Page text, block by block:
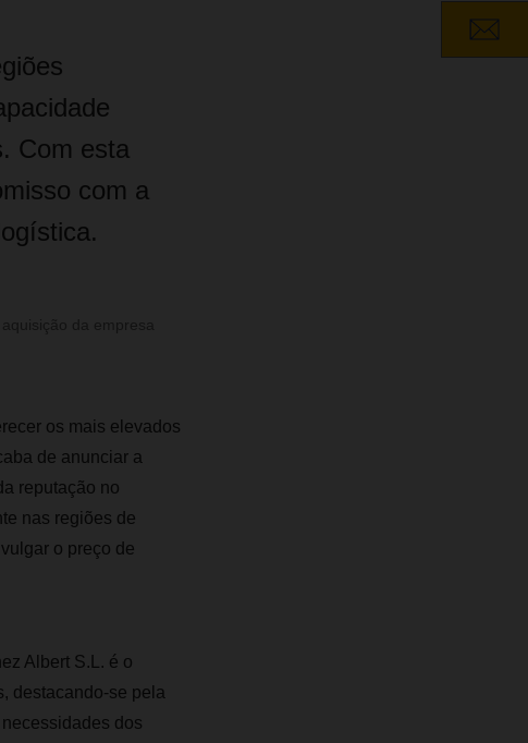
Com esta
com a
os mais elevados
de anunciar a
reputação no
nas regiões de
o preço de
Albert S.L. é o
destacando-se pela
dos